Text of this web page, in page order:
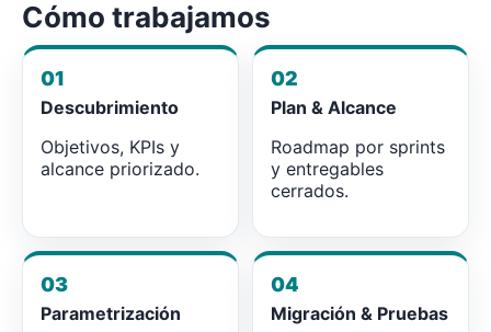
Cómo trabajamos
01
Descubrimiento
Objetivos, KPIs y
alcance priorizado.
02
Plan & Alcance
Roadmap por sprints
y entregables
cerrados.
03
Parametrización
04
Migración & Pruebas